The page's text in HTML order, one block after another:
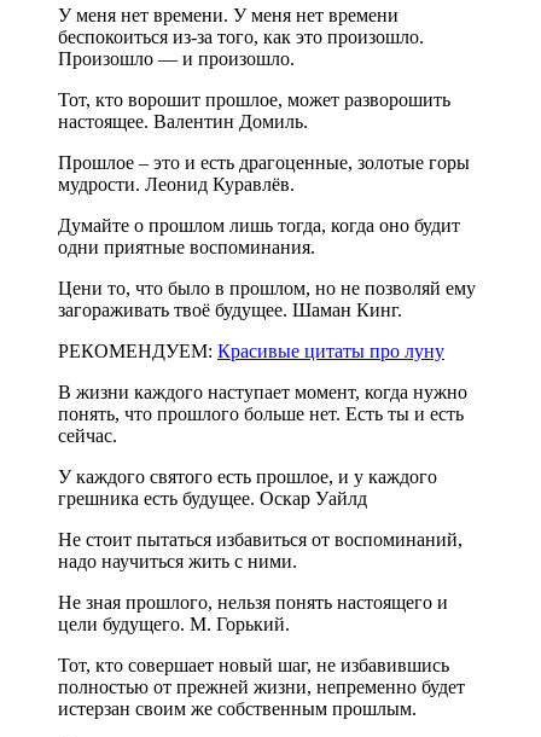
У меня нет времени. У меня нет времени
беспокоиться из-за того, как это произошло.
Произошло — и произошло.
Тот, кто ворошит прошлое, может разворошить
настоящее. Валентин Домиль.
Прошлое – это и есть драгоценные, золотые горы
мудрости. Леонид Куравлёв.
Думайте о прошлом лишь тогда, когда оно будит
одни приятные воспоминания.
Цени то, что было в прошлом, но не позволяй ему
загораживать твоё будущее. Шаман Кинг.
РЕКОМЕНДУЕМ: Красивые цитаты про луну
В жизни каждого наступает момент, когда нужно
понять, что прошлого больше нет. Есть ты и есть
сейчас.
У каждого святого есть прошлое, и у каждого
грешника есть будущее. Оскар Уайлд
Не стоит пытаться избавиться от воспоминаний,
надо научиться жить с ними.
Не зная прошлого, нельзя понять настоящего и
цели будущего. М. Горький.
Тот, кто совершает новый шаг, не избавившись
полностью от прежней жизни, непременно будет
истерзан своим же собственным прошлым.